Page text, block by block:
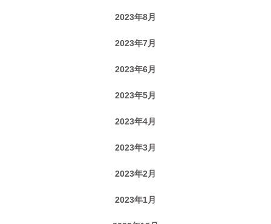
2023年8月
2023年7月
2023年6月
2023年5月
2023年4月
2023年3月
2023年2月
2023年1月